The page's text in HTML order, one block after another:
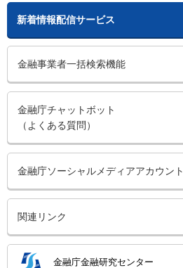
新着情報配信サービス
金融事業者一括検索機能
金融庁チャットボット
（よくある質問）
金融庁ソーシャルメディアアカウント
関連リンク
金融庁金融研究センター